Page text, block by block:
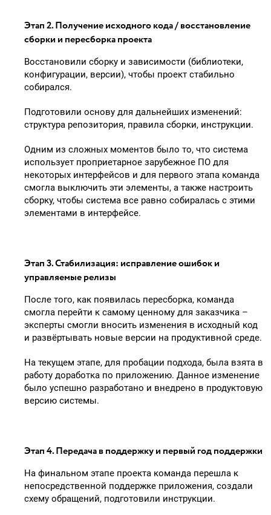
Этап 2. Получение исходного кода / восстановление
сборки и пересборка проекта
Восстановили сборку и зависимости (библиотеки,
конфигурации, версии), чтобы проект стабильно
собирался.
Подготовили основу для дальнейших изменений:
структура репозитория, правила сборки, инструкции.
Одним из сложных моментов было то, что система
использует проприетарное зарубежное ПО для
некоторых интерфейсов и для первого этапа команда
смогла выключить эти элементы, а также настроить
сборку, чтобы система все равно собиралась с этими
элементами в интерфейсе.
Этап 3. Стабилизация: исправление ошибок и
управляемые релизы
После того, как появилась пересборка, команда
смогла перейти к самому ценному для заказчика –
эксперты смогли вносить изменения в исходный код
и развёртывать новые версии на продуктивной среде.
На текущем этапе, для пробации подхода, была взята в
работу доработка по приложению. Данное изменение
было успешно разработано и внедрено в продуктовую
версию системы.
Этап 4. Передача в поддержку и первый год поддержки
На финальном этапе проекта команда перешла к
непосредственной поддержке приложения, создали
схему обращений, подготовили инструкции.